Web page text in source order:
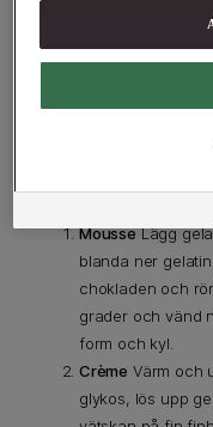
MousseLägg
blanda ner
chokladen och
grader och vänd
form och kyl.
Crème Värm och
glykos, lös upp
75 g mandelmjöl